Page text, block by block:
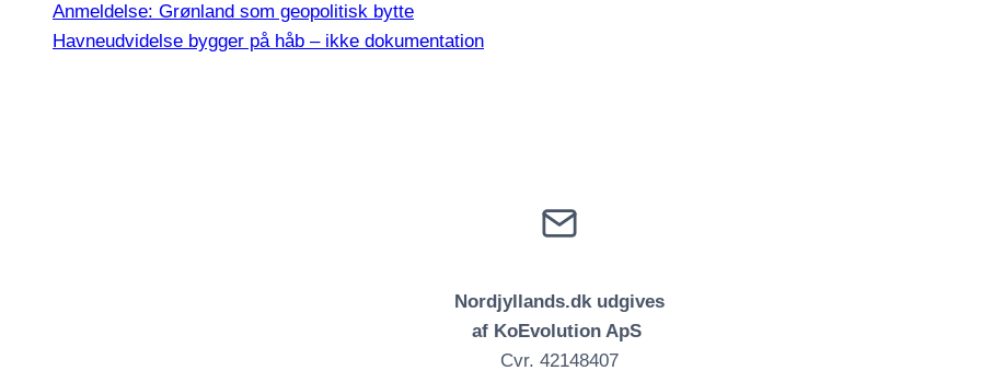
Anmeldelse: Grønland som geopolitisk bytte
Havneudvidelse bygger på håb – ikke dokumentation
Nordjyllands.dk udgives
af KoEvolution ApS
Cvr. 42148407